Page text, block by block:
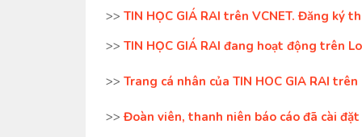
>> TIN HỌC GIÁ RAI trên VCNET. Đăng ký
>> TIN HỌC GIÁ RAI đang hoạt động trên
>> Trang cá nhân của TIN HOC GIA RAI
>>Đoàn viên, thanh niên báo cáo đã cài